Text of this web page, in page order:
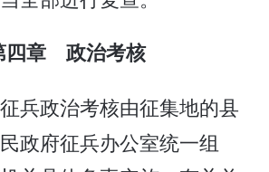
四章 政治考核
兵政治考核由征集地的县
政府征兵办公室统一组